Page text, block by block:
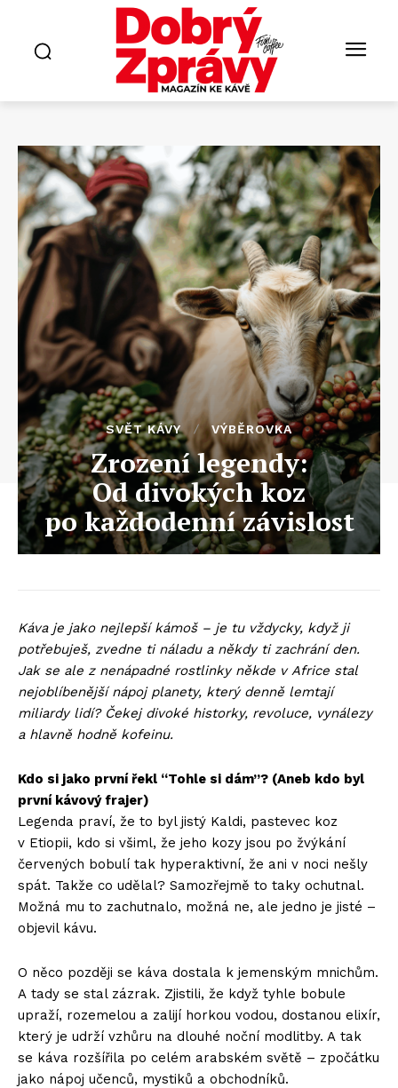
SVĚT KÁVY VÝBĚROVKA
Zrození legendy:
Od divokých koz
po každodenní závislost
Káva je jako nejlepší kámoš – je tu vždycky, když ji
potřebuješ, zvedne ti náladu a někdy ti zachrání den.
Jak se ale z nenápadné rostlinky někde v Africe stal
nejoblíbenější nápoj planety, který denně lemtají
miliardy lidí? Čekej divoké historky, revoluce, vynálezy
a hlavně hodně kofeinu.
Kdo si jako první řekl “Tohle si dám”? (Aneb kdo byl
první kávový frajer)
Legenda praví, že to byl jistý Kaldi, pastevec koz
v Etiopii, kdo si všiml, že jeho kozy jsou po žvýkání
červených bobulí tak hyperaktivní, že ani v noci nešly
spát. Takže co udělal? Samozřejmě to taky ochutnal.
Možná mu to zachutnalo, možná ne, ale jedno je jisté –
objevil kávu.
O něco později se káva dostala k jemenským mnichům.
A tady se stal zázrak. Zjistili, že když tyhle bobule
upraží, rozemelou a zalijí horkou vodou, dostanou elixír,
který je udrží vzhůru na dlouhé noční modlitby. A tak
se káva rozšířila po celém arabském světě – zpočátku
jako nápoj učenců, mystiků a obchodníků.